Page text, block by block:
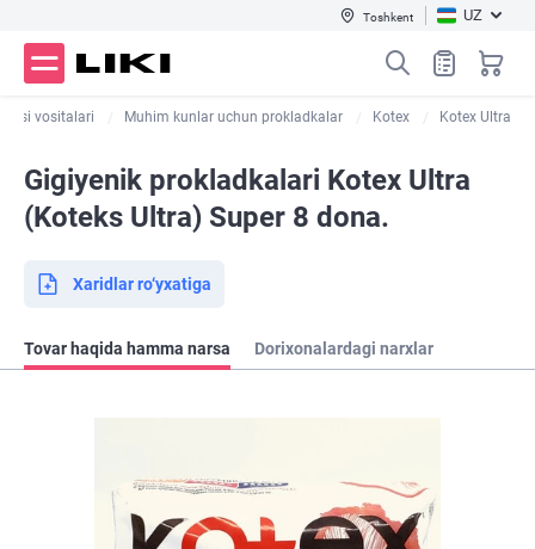
Toshkent UZ
vositalari Muhim kunlar uchun prokladkalar Kotex Kotex Ultra
Gigiyenik prokladkalari Kotex Ultra
(Koteks Ultra) Super 8 dona.
Xaridlar ro‘yxatiga
Tovar haqida hamma narsa Dorixonalardagi narxlar